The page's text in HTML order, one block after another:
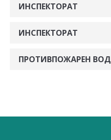
ИНСПЕКТОРАТ
ИНСПЕКТОРАТ
ПРОТИВПОЖАРЕН ВОД